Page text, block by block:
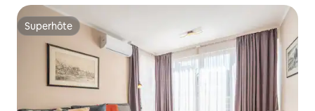
Superhôte
Superhôte